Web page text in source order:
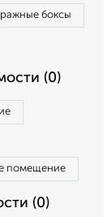
боксы
(0)
помещение
(0)